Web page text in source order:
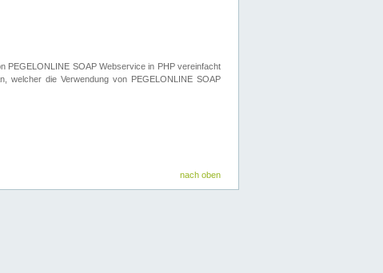
PEGELONLINE SOAP Webservice in PHP vereinfacht
welcher die Verwendung von PEGELONLINE SOAP
nach oben